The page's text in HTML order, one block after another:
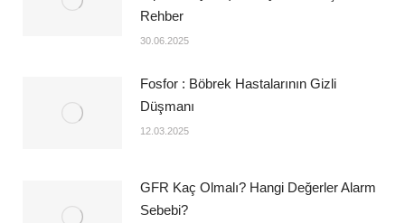
Rehber
30.06.2025
Fosfor : Böbrek Hastalarının Gizli
Düşmanı
12.03.2025
GFR Kaç Olmalı? Hangi Değerler Alarm
Sebebi?